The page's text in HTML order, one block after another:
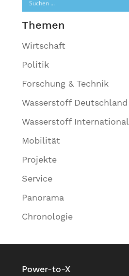
Themen
Wirtschaft
Politik
Forschung & Technik
Wasserstoff Deutschland
Wasserstoff International
Mobilität
Projekte
Service
Panorama
Chronologie
Power-to-X